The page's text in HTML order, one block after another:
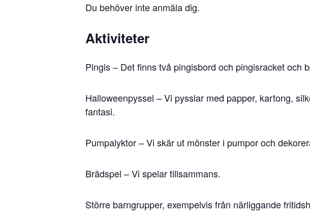
Du behöver inte anmäla dig.
Aktiviteter
Pingis – Det finns två pingisbord och pingisracket och
Halloweenpyssel – Vi pysslar med papper, kartong,
fantasi.
Pumpalyktor – Vi skär ut mönster i pumpor och
Brädspel – Vi spelar tillsammans.
Större barngrupper, exempelvis från närliggande